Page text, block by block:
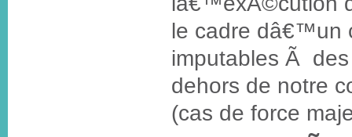
le cadre dâ€™un
imputables Ã
dehors de notre
(cas de force